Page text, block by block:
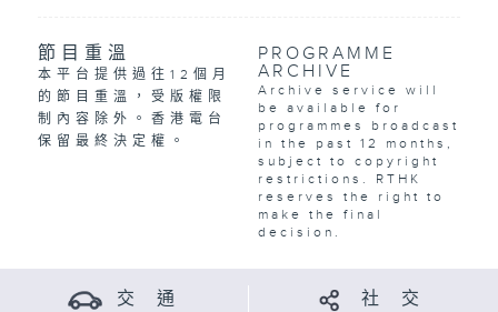
節目重溫
本平台提供過往12個月
的節目重溫，受版權限
制內容除外。香港電台
保留最終決定權。
PROGRAMME
ARCHIVE
Archive service will
be available for
programmes broadcast
in the past 12 months,
subject to copyright
restrictions. RTHK
reserves the right to
make the final
decision.
交 通 社 交